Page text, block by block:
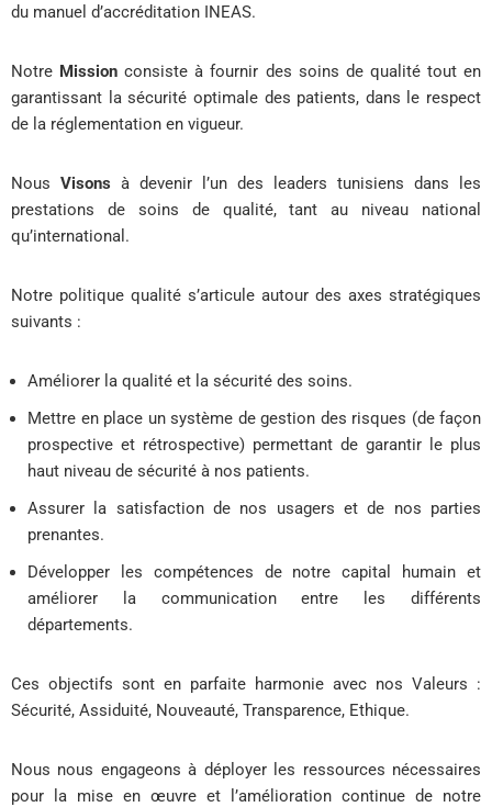
du manuel d’accréditation INEAS.
Notre Mission consiste à fournir des soins de qualité tout en
garantissant la sécurité optimale des patients, dans le respect
de la réglementation en vigueur.
Nous Visons à devenir l’un des leaders tunisiens dans les
prestations de soins de qualité, tant au niveau national
qu’international.
Notre politique qualité s’articule autour des axes stratégiques
suivants :
Améliorer la qualité et la sécurité des soins.
Mettre en place un système de gestion des risques (de façon
prospective et rétrospective) permettant de garantir le plus
haut niveau de sécurité à nos patients.
Assurer la satisfaction de nos usagers et de nos parties
prenantes.
Développer les compétences de notre capital humain et
améliorer la communication entre les différents
départements.
Ces objectifs sont en parfaite harmonie avec nos Valeurs :
Sécurité, Assiduité, Nouveauté, Transparence, Ethique.
Nous nous engageons à déployer les ressources nécessaires
pour la mise en œuvre et l’amélioration continue de notre